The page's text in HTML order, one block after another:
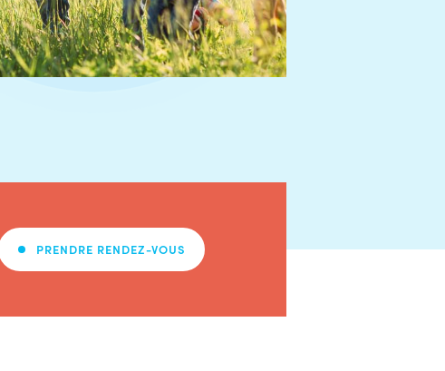
PRENDRE RENDEZ-VOUS